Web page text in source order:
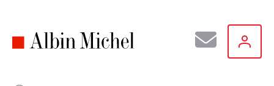
principal